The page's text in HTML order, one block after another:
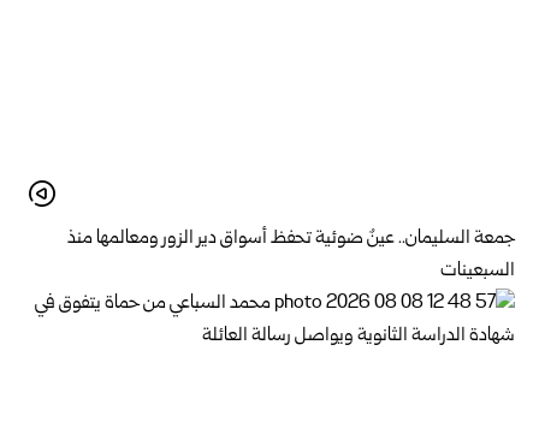
جمعة السليمان.. عينٌ ضوئية تحفظ أسواق دير الزور ومعالمها منذ
السبعينات